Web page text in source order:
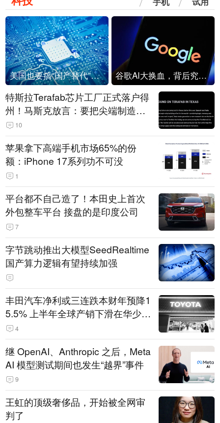
美国也要搞“国产替代”？先算清三笔账 谷歌AI大换血，背后究竟发生了什么？
特斯拉Terafab芯片工厂正式落户得
州！马斯克放言：要把尖端制造带
回美国
10
苹果拿下高端手机市场65%的份
额：iPhone 17系列功不可没
1
平台都不自己造了！本田史上首次
外包整车平台 接盘的是印度公司
7
字节跳动推出大模型SeedRealtime
国产算力逻辑有望持续加强
丰田汽车净利或三连跌本财年预降1
5.5% 上半年全球产销下滑在华少卖
14.3万辆
4
继 OpenAI、Anthropic 之后，Meta
AI 模型测试期间也发生“越界”事件
9
王虹的顶级奢侈品，开始被全网审
判了